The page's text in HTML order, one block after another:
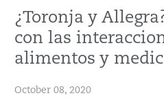
¿Toronja y
con las
alimentos y
October 08, 2020